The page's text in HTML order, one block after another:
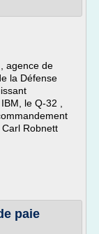
agence de
la Défense
le Q-32 ,
Robnett
paie